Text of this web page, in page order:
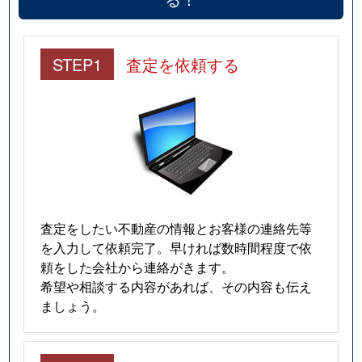
STEP1 査定を依頼する
査定をしたい不動産の情報とお客様の連絡先等
を入力して依頼完了。早ければ数時間程度で依
頼をした会社から連絡がきます。
希望や相談する内容があれば、その内容も伝え
ましょう。